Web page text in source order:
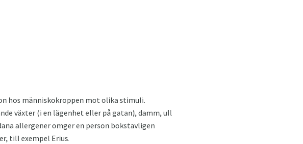
hos människokroppen mot olika stimuli.
växter (i en lägenhet eller på gatan), damm, ull
allergener omger en person bokstavligen
till exempel Erius.